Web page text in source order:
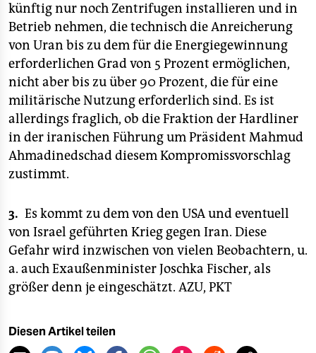
künftig nur noch Zentrifugen installieren und in
Betrieb nehmen, die technisch die Anreicherung
von Uran bis zu dem für die Energiegewinnung
erforderlichen Grad von 5 Prozent ermöglichen,
nicht aber bis zu über 90 Prozent, die für eine
militärische Nutzung erforderlich sind. Es ist
allerdings fraglich, ob die Fraktion der Hardliner
in der iranischen Führung um Präsident Mahmud
Ahmadinedschad diesem Kompromissvorschlag
zustimmt.
3. Es kommt zu dem von den USA und eventuell
von Israel geführten Krieg gegen Iran. Diese
Gefahr wird inzwischen von vielen Beobachtern, u.
a. auch Exaußenminister Joschka Fischer, als
größer denn je eingeschätzt. AZU, PKT
Diesen Artikel teilen